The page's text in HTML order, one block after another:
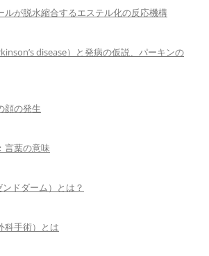
ルが脱水縮合するエステル化の反応機構
disease）と発病の仮説、パーキンの
顔の発生
言葉の意味
ドダーム）とは？
科手術）とは